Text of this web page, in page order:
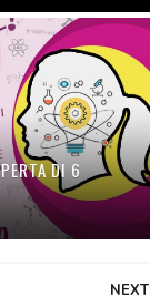
DI 6
NEXT